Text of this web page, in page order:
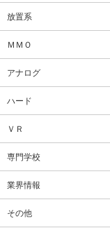
放置系
ＭＭＯ
アナログ
ハード
ＶＲ
専門学校
業界情報
その他